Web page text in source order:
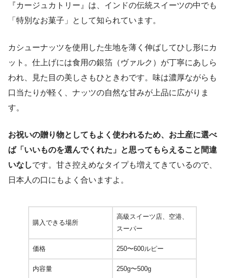
『カージュカトリー』は、インドの伝統スイーツの中でも
「特別なお菓子」として知られています。
カシューナッツを使用した生地を薄く伸ばしてひし形にカ
ット。仕上げには食用の銀箔（ヴァルク）が丁寧にあしら
われ、見た目の美しさもひときわです。味は濃厚ながらも
口当たりが軽く、ナッツの自然な甘みが上品に広がりま
す。
お祝いの贈り物としてもよく使われるため、お土産に選べ
ば「いいものを選んでくれた」と思ってもらえること間違
いなしです。甘さ控えめなタイプも増えてきているので、
日本人の口にもよく合いますよ。
購入できる場所
高級スイーツ店、空港、
スーパー
価格 250〜600ルピー
内容量 250g〜500g